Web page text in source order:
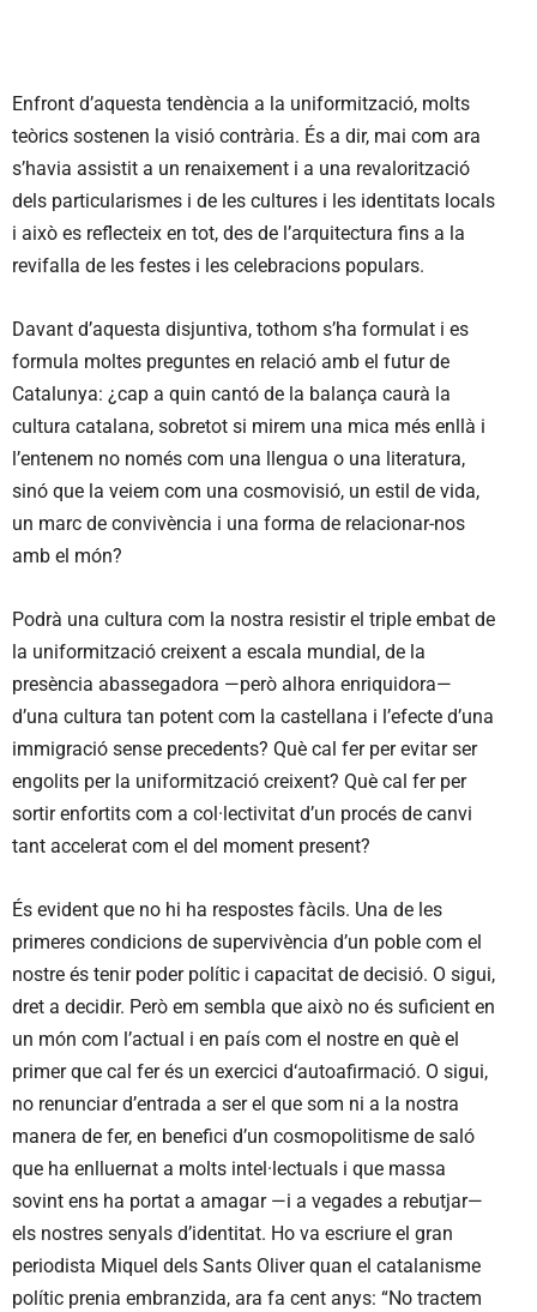
Enfront d’aquesta tendència a la uniformització, molts
teòrics sostenen la visió contrària. És a dir, mai com ara
s’havia assistit a un renaixement i a una revalorització
dels particularismes i de les cultures i les identitats locals
i això es reflecteix en tot, des de l’arquitectura fins a la
revifalla de les festes i les celebracions populars.
Davant d’aquesta disjuntiva, tothom s’ha formulat i es
formula moltes preguntes en relació amb el futur de
Catalunya: ¿cap a quin cantó de la balança caurà la
cultura catalana, sobretot si mirem una mica més enllà i
l’entenem no només com una llengua o una literatura,
sinó que la veiem com una cosmovisió, un estil de vida,
un marc de convivència i una forma de relacionar-nos
amb el món?
Podrà una cultura com la nostra resistir el triple embat de
la uniformització creixent a escala mundial, de la
presència abassegadora —però alhora enriquidora—
d’una cultura tan potent com la castellana i l’efecte d’una
immigració sense precedents? Què cal fer per evitar ser
engolits per la uniformització creixent? Què cal fer per
sortir enfortits com a col·lectivitat d’un procés de canvi
tant accelerat com el del moment present?
És evident que no hi ha respostes fàcils. Una de les
primeres condicions de supervivència d’un poble com el
nostre és tenir poder polític i capacitat de decisió. O sigui,
dret a decidir. Però em sembla que això no és suficient en
un món com l’actual i en país com el nostre en què el
primer que cal fer és un exercici d‘autoafirmació. O sigui,
no renunciar d’entrada a ser el que som ni a la nostra
manera de fer, en benefici d’un cosmopolitisme de saló
que ha enlluernat a molts intel·lectuals i que massa
sovint ens ha portat a amagar —i a vegades a rebutjar—
els nostres senyals d’identitat. Ho va escriure el gran
periodista Miquel dels Sants Oliver quan el catalanisme
polític prenia embranzida, ara fa cent anys: “No tractem